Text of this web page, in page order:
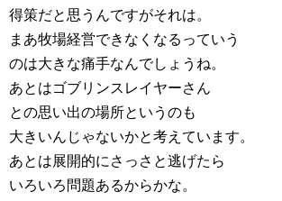
得策だと思うんですがそれは。
まあ牧場経営できなくなるっていう
のは大きな痛手なんでしょうね。
あとはゴブリンスレイヤーさん
との思い出の場所というのも
大きいんじゃないかと考えています。
あとは展開的にさっさと逃げたら
いろいろ問題あるからかな。